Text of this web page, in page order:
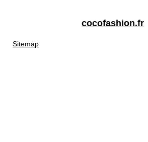
cocofashion.fr
Sitemap